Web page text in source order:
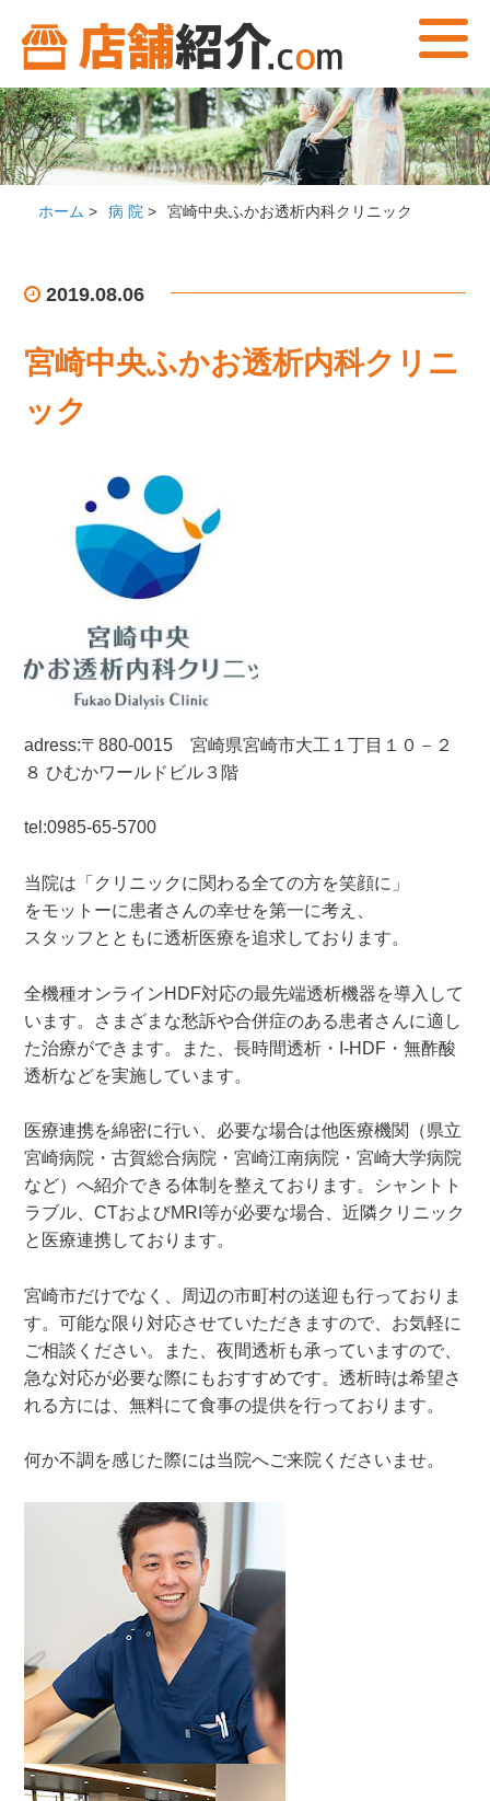
ホーム > 病 院 > 宮崎中央ふかお透析内科クリニック
2019.08.06
宮崎中央ふかお透析内科クリニ
ック
adress:〒880-0015 宮崎県宮崎市大工１丁目１０－２
８ ひむかワールドビル３階
tel:0985-65-5700
当院は「クリニックに関わる全ての方を笑顔に」
をモットーに患者さんの幸せを第一に考え、
スタッフとともに透析医療を追求しております。
全機種オンラインHDF対応の最先端透析機器を導入して
います。さまざまな愁訴や合併症のある患者さんに適し
た治療ができます。また、長時間透析・I-HDF・無酢酸
透析などを実施しています。
医療連携を綿密に行い、必要な場合は他医療機関（県立
宮崎病院・古賀総合病院・宮崎江南病院・宮崎大学病院
など）へ紹介できる体制を整えております。シャントト
ラブル、CTおよびMRI等が必要な場合、近隣クリニック
と医療連携しております。
宮崎市だけでなく、周辺の市町村の送迎も行っておりま
す。可能な限り対応させていただきますので、お気軽に
ご相談ください。また、夜間透析も承っていますので、
急な対応が必要な際にもおすすめです。透析時は希望さ
れる方には、無料にて食事の提供を行っております。
何か不調を感じた際には当院へご来院くださいませ。